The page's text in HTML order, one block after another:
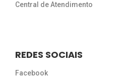
Central de Atendimento
REDES SOCIAIS
Facebook